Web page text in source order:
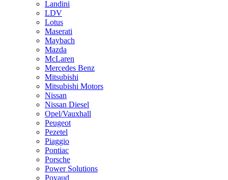
Landini
LDV
Lotus
Maserati
Maybach
Mazda
McLaren
Mercedes Benz
Mitsubishi
Mitsubishi Motors
Nissan
Nissan Diesel
Opel/Vauxhall
Peugeot
Pezetel
Piaggio
Pontiac
Porsche
Power Solutions
Poyaud